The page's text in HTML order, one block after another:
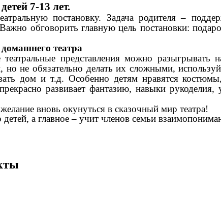
7-13 лет.
постановку. Задача родителя –
обговорить главную цель постановки:
театра
представления можно разыгрывать
не обязательно делать их сложными,
дом и т.д. Особенно детям нравятся
развивает фантазию, навыки рукоделия,
вновь окунуться в сказочный мир театра!
а главное – учит членов семьи